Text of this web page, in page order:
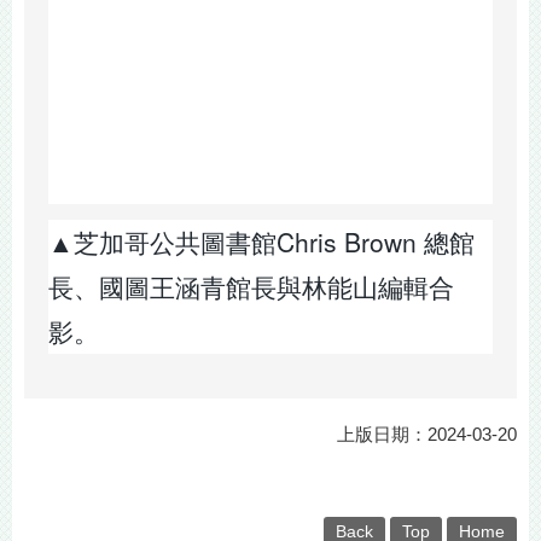
▲芝加哥公共圖書館Chris Brown 總館
長、國圖王涵青館長與林能山編輯合
影。
上版日期：2024-03-20
Back Top Home